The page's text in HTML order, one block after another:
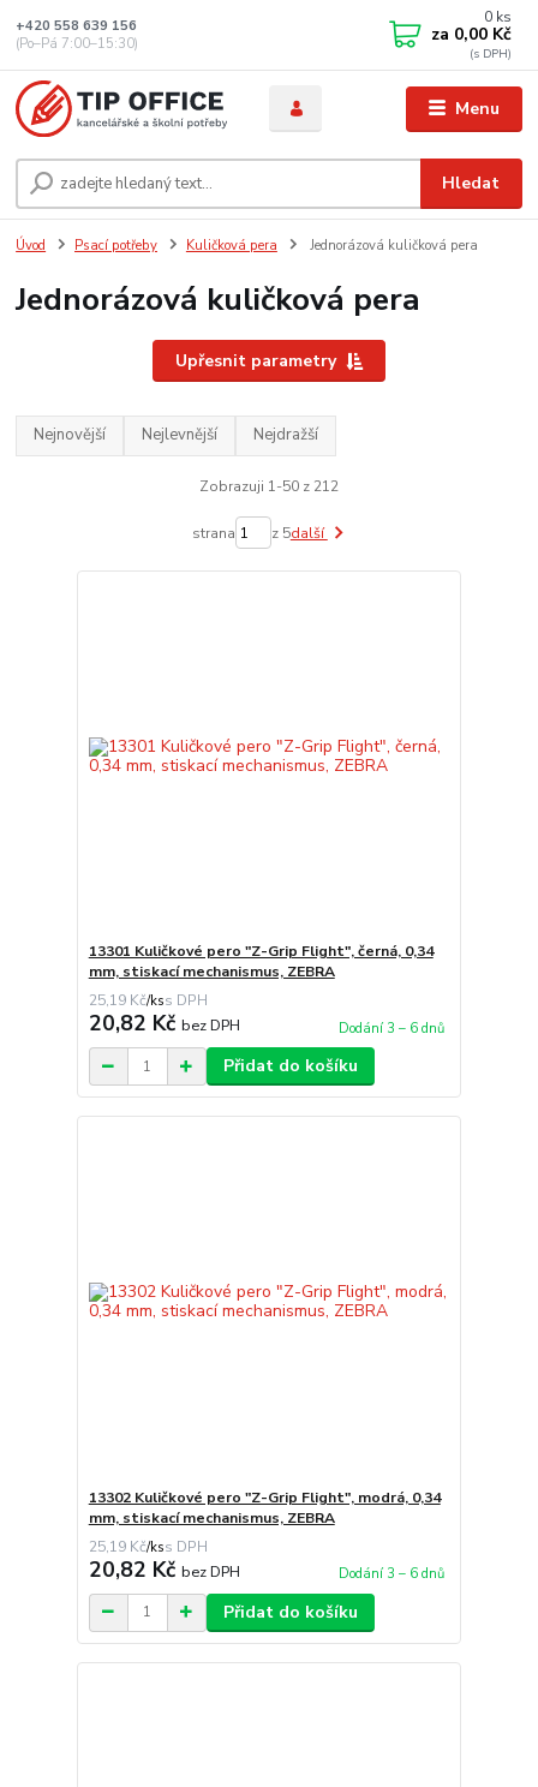
Menu
Hledat
+420 558 639 156
(Po–Pá 7:00–15:30)
0 ks
za 0,00 Kč
Úvod Psací potřeby Kuličková pera Jednorázová kuličková pera
Jednorázová kuličková pera
Upřesnit parametry
Nejnovější Nejlevnější Nejdražší
Zobrazuji 1-50 z 212
strana z 5další
13301 Kuličkové pero "Z-Grip Flight", černá, 0,34
mm, stiskací mechanismus, ZEBRA
25,19 Kč/ks
20,82 Kč bez DPH Dodání 3 – 6 dnů
Přidat do košíku
13302 Kuličkové pero "Z-Grip Flight", modrá, 0,34
mm, stiskací mechanismus, ZEBRA
25,19 Kč/ks
20,82 Kč bez DPH Dodání 3 – 6 dnů
Přidat do košíku